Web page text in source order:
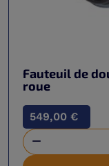
Fauteuil de
roue
549,00 €
